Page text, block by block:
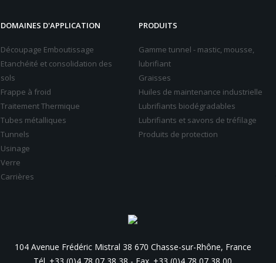
DOMAINES D'APPLICATION
Découpage Emboutissage
Etanchéité et consolidation des
sols
Frappe à froid
Traitement Thermique
Tubes métalliques
Tunnels
Usinage
Verre
Carrières
PRODUITS
Gamme tunnel - mastic, mousse,
lubrifiant
Graisses
Huiles de maintenance industrielle
Lubrifiants biodégradables
Lubrifiants et savons de tréfilage
Produits de protection
104 Avenue Frédéric Mistral 38 670 Chasse-sur-Rhône, France